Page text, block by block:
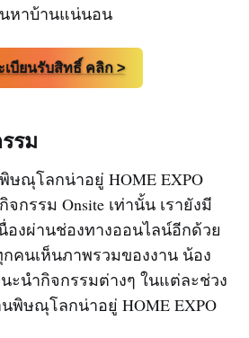
หาบ้านแน่นอน
เบียนรับสิทธิ์ คลิก >
รม
ษณุโลกน่าอยู่ HOME EXPO
กรรม Onsite เท่านั้น เรายังมี
องผ่านช่องทางออนไลน์อีกด้วย
คนเห็นภาพรวมของงาน น้อง
นำกิจกรรมต่างๆ ในแต่ละช่วง
พิษณุโลกน่าอยู่ HOME EXPO